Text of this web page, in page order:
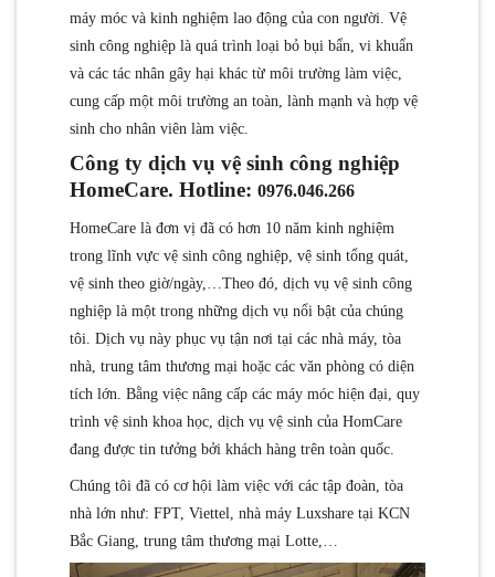
máy móc và kinh nghiệm lao động của con người. Vệ
sinh công nghiệp là quá trình loại bỏ bụi bẩn, vi khuẩn
và các tác nhân gây hại khác từ môi trường làm việc,
cung cấp một môi trường an toàn, lành mạnh và hợp vệ
sinh cho nhân viên làm việc.
Công ty dịch vụ vệ sinh công nghiệp
HomeCare. Hotline: 0976.046.266
HomeCare là đơn vị đã có hơn 10 năm kinh nghiệm
trong lĩnh vực vệ sinh công nghiệp, vệ sinh tổng quát,
vệ sinh theo giờ/ngày,…Theo đó, dịch vụ vệ sinh công
nghiệp là một trong những dịch vụ nổi bật của chúng
tôi. Dịch vụ này phục vụ tận nơi tại các nhà máy, tòa
nhà, trung tâm thương mại hoặc các văn phòng có diện
tích lớn. Bằng việc nâng cấp các máy móc hiện đại, quy
trình vệ sinh khoa học, dịch vụ vệ sinh của HomCare
đang được tin tưởng bởi khách hàng trên toàn quốc.
Chúng tôi đã có cơ hội làm việc với các tập đoàn, tòa
nhà lớn như: FPT, Viettel, nhà máy Luxshare tại KCN
Bắc Giang, trung tâm thương mại Lotte,…